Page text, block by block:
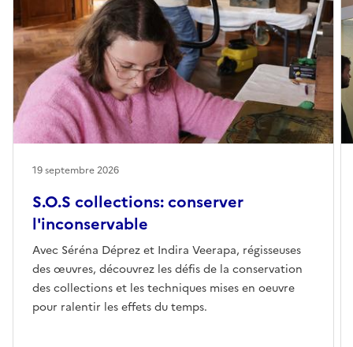
S.O.S collections: conserver
l'inconservable
Avec Séréna Déprez et Indira Veerapa, régisseuses
des œuvres, découvrez les défis de la conservation
des collections et les techniques mises en oeuvre
pour ralentir les effets du temps.
19 septembre 2026